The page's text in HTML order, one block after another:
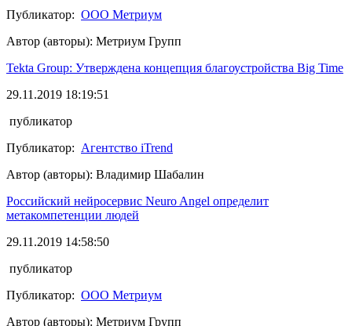
Публикатор: ООО Метриум
Автор (авторы): Метриум Групп
Tekta Group: Утверждена концепция благоустройства Big Time
29.11.2019 18:19:51
публикатор
Публикатор: Агентство iTrend
Автор (авторы): Владимир Шабалин
Российский нейросервис Neuro Angel определит
метакомпетенции людей
29.11.2019 14:58:50
публикатор
Публикатор: ООО Метриум
Автор (авторы): Метриум Групп